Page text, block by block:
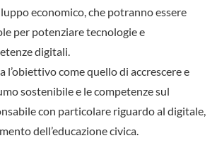
economico, che potranno essere
per potenziare tecnologie e
digitali.
l’obiettivo come quello di accrescere e
sostenibile e le competenze sul
con particolare riguardo al digitale,
dell’educazione civica.